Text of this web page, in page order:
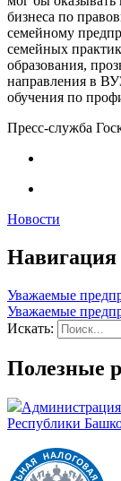
бизнеса по
семейному
семейных
образования,
направления в
обучения по
Пресс-служба
Новости
Навигация
Уважаемые
Уважаемые
Искать:
Полезные
Администрация
Республики